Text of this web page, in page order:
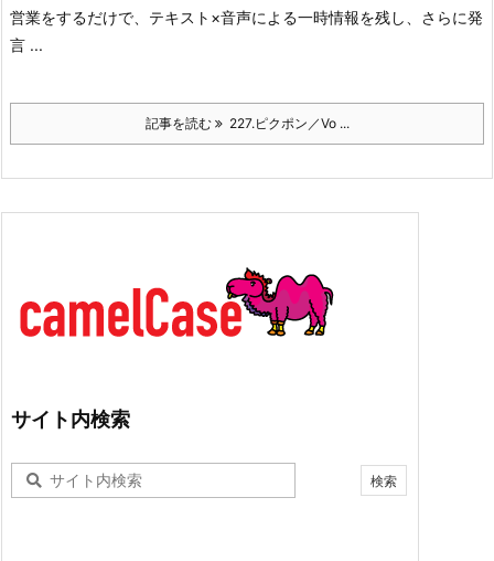
営業をするだけで、テキスト×音声による一時情報を残し、さらに発
言 ...
記事を読む 227.ピクポン／Vo ...
サイト内検索